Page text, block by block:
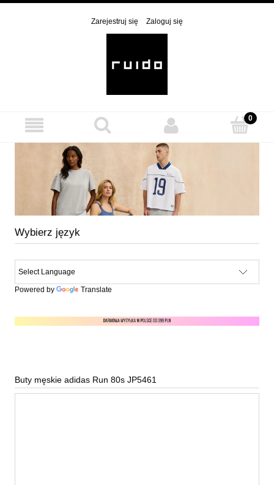
Zarejestruj się Zaloguj się
Wybierz język
Powered by Translate
Buty męskie adidas Run 80s JP5461